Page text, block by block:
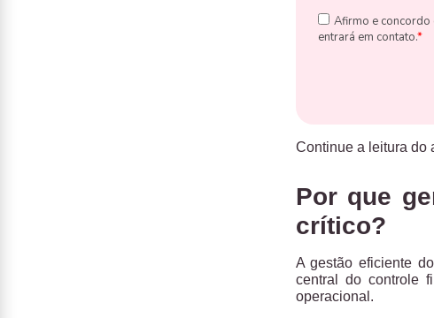
Continue a leitura do
Por que
crítico?
A gestão eficiente
central do controle
operacional.